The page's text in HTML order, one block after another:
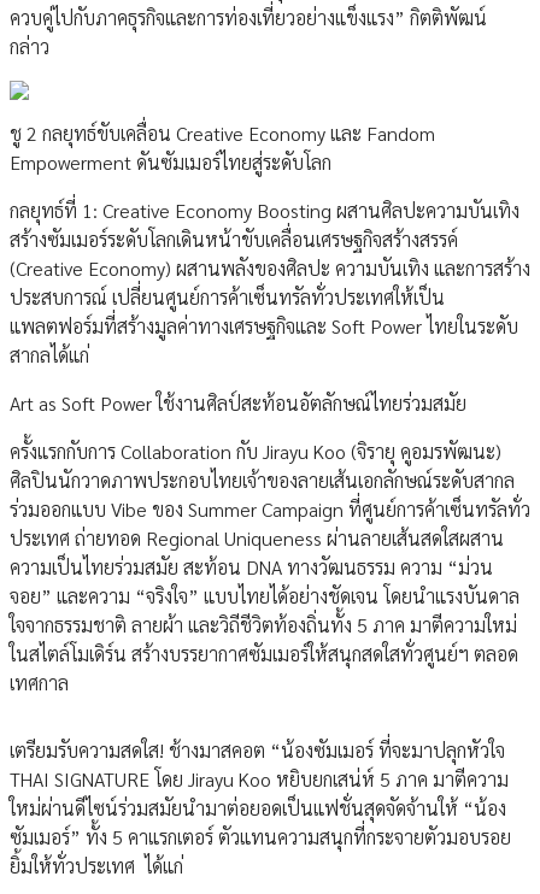
ควบคู่ไปกับภาคธุรกิจและการท่องเที่ยวอย่างแข็งแรง” กิตติพัฒน์
กล่าว
ชู 2 กลยุทธ์ขับเคลื่อน Creative Economy และ Fandom
Empowerment ดันซัมเมอร์ไทยสู่ระดับโลก
กลยุทธ์ที่ 1: Creative Economy Boosting ผสานศิลปะความบันเทิง
สร้างซัมเมอร์ระดับโลกเดินหน้าขับเคลื่อนเศรษฐกิจสร้างสรรค์
(Creative Economy) ผสานพลังของศิลปะ ความบันเทิง และการสร้าง
ประสบการณ์ เปลี่ยนศูนย์การค้าเซ็นทรัลทั่วประเทศให้เป็น
แพลตฟอร์มที่สร้างมูลค่าทางเศรษฐกิจและ Soft Power ไทยในระดับ
สากลได้แก่
Art as Soft Power ใช้งานศิลป์สะท้อนอัตลักษณ์ไทยร่วมสมัย
ครั้งแรกกับการ Collaboration กับ Jirayu Koo (จิรายุ คูอมรพัฒนะ)
ศิลปินนักวาดภาพประกอบไทยเจ้าของลายเส้นเอกลักษณ์ระดับสากล
ร่วมออกแบบ Vibe ของ Summer Campaign ที่ศูนย์การค้าเซ็นทรัลทั่ว
ประเทศ ถ่ายทอด Regional Uniqueness ผ่านลายเส้นสดใสผสาน
ความเป็นไทยร่วมสมัย สะท้อน DNA ทางวัฒนธรรม ความ “ม่วน
จอย” และความ “จริงใจ” แบบไทยได้อย่างชัดเจน โดยนำแรงบันดาล
ใจจากธรรมชาติ ลายผ้า และวิถีชีวิตท้องถิ่นทั้ง 5 ภาค มาตีความใหม่
ในสไตล์โมเดิร์น สร้างบรรยากาศซัมเมอร์ให้สนุกสดใสทั่วศูนย์ฯ ตลอด
เทศกาล
เตรียมรับความสดใส! ช้างมาสคอต “น้องซัมเมอร์ ที่จะมาปลุกหัวใจ
THAI SIGNATURE โดย Jirayu Koo หยิบยกเสน่ห์ 5 ภาค มาตีความ
ใหม่ผ่านดีไซน์ร่วมสมัยนำมาต่อยอดเป็นแฟชั่นสุดจัดจ้านให้ “น้อง
ซัมเมอร์” ทั้ง 5 คาแรกเตอร์ ตัวแทนความสนุกที่กระจายตัวมอบรอย
ยิ้มให้ทั่วประเทศ ได้แก่